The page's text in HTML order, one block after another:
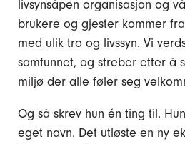
livsynsåpen organisasjon og
brukere og gjester kommer
med ulik tro og livssyn. Vi
samfunnet, og streber etter å
miljø der alle føler seg
Og så skrev hun én ting til.
eget navn. Det utløste en ny